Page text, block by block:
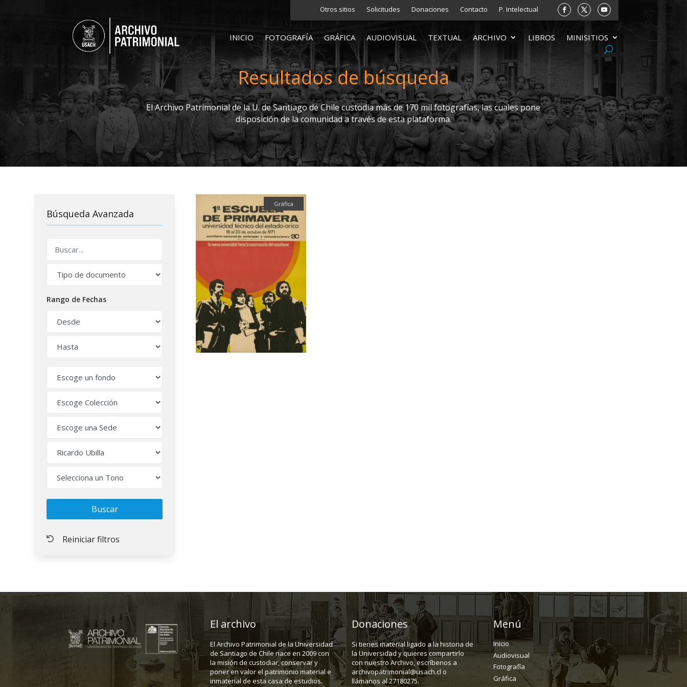
Otros sitios Solicitudes Donaciones Contacto P. Intelectual
INICIO FOTOGRAFÍA GRÁFICA AUDIOVISUAL TEXTUAL ARCHIVO LIBROS MINISITIOS
Resultados de búsqueda
El Archivo Patrimonial de la U. de Santiago de Chile custodia más de 170 mil fotografías, las cuales pone
disposición de la comunidad a través de esta plataforma.
Búsqueda Avanzada
Rango de Fechas
Gráfica
El archivo
El Archivo Patrimonial de la Universidad
de Santiago de Chile nace en 2009 con
la misión de custodiar, conservar y
poner en valor el patrimonio material e
inmaterial de esta casa de estudios.
Donaciones
Si tienes material ligado a la historia de
la Universidad y quieres compartirlo
con nuestro Archivo, escríbenos a
archivopatrimonial@usach.cl o
llámanos al 27180275.
Menú
Inicio
Audiovisual
Fotografía
Gráfica